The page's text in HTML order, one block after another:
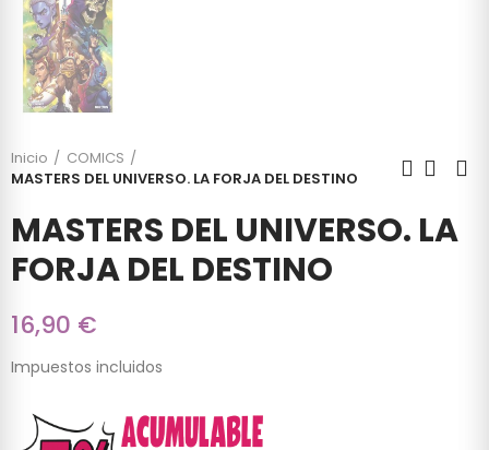
Inicio
COMICS
MASTERS DEL UNIVERSO. LA FORJA DEL DESTINO
MASTERS DEL UNIVERSO. LA
FORJA DEL DESTINO
16,90 €
Impuestos incluidos